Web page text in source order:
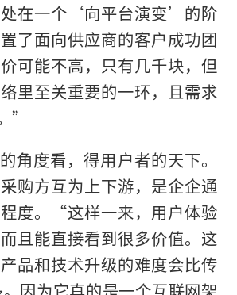
在一个‘向平台演变’的阶
了面向供应商的客户成功团
可能不高，只有几千块，但
里至关重要的一环，且需求
”
角度看，得用户者的天下。
购方互为上下游，是企企通
度。“这样一来，用户体验
且能直接看到很多价值。这
品和技术升级的难度会比传